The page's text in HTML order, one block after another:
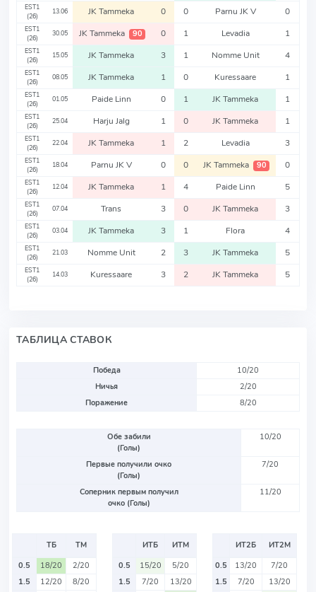
EST1
(26)
13.06 JK Tammeka 0 0 Parnu JK V 0
EST1
(26)
30.05 JK Tammeka 90 0 1 Levadia 1
EST1
(26)
15.05 JK Tammeka 3 1 Nomme Unit 4
EST1
(26)
08.05 JK Tammeka 1 0 Kuressaare 1
EST1
(26)
01.05 Paide Linn 0 1 JK Tammeka 1
EST1
(26)
25.04 Harju Jalg 1 0 JK Tammeka 1
EST1
(26)
22.04 JK Tammeka 1 2 Levadia 3
EST1
(26)
18.04 Parnu JK V 0 0 JK Tammeka 90 0
EST1
(26)
12.04 JK Tammeka 1 4 Paide Linn 5
EST1
(26)
07.04 Trans 3 0 JK Tammeka 3
EST1
(26)
03.04 JK Tammeka 3 1 Flora 4
EST1
(26)
21.03 Nomme Unit 2 3 JK Tammeka 5
EST1
(26)
14.03 Kuressaare 3 2 JK Tammeka 5
ТАБЛИЦА СТАВОК
Победа
10/20
Ничья
2/20
Поражение
8/20
Обе забили
(Голы)
10/20
Первые получили очко
(Голы)
7/20
Соперник первым получил
очко (Голы)
11/20
ТБ
ТМ
0.5
18/20
2/20
1.5
12/20
8/20
ИТБ
ИТМ
0.5
15/20
5/20
1.5
7/20
13/20
ИТ2Б
ИТ2М
0.5
13/20
7/20
1.5
7/20
13/20